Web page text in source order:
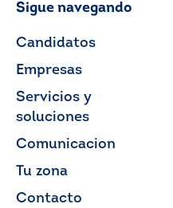
Sigue navegando
Candidatos
Empresas
Servicios y
soluciones
Comunicacion
Tu zona
Contacto